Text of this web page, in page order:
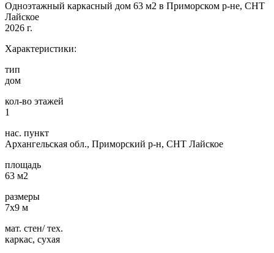
Одноэтажный каркасный дом 63 м2 в Приморском р-не, СНТ
Лайское
2026 г.
Характеристики:
тип
дом
кол-во этажей
1
нас. пункт
Архангельская обл., Приморский р-н, СНТ Лайское
площадь
63 м2
размеры
7х9 м
мат. стен/ тех.
каркас, сухая